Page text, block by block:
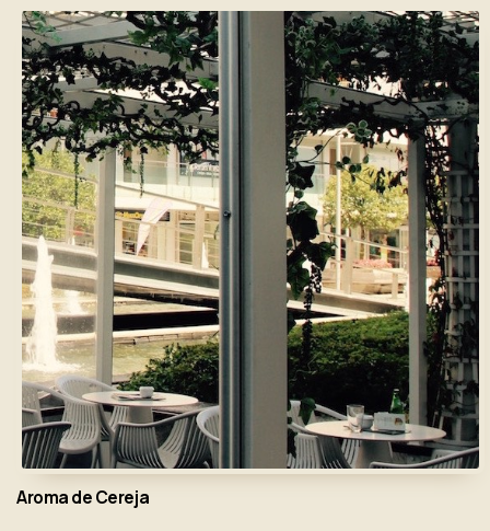
Aroma de Cereja